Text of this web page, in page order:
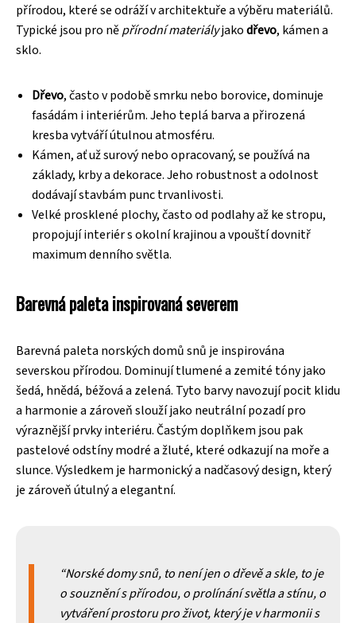
přírodou, které se odráží v architektuře a výběru materiálů.
Typické jsou pro něpřírodní materiályjakodřevo, kámen a
sklo.
Dřevo, často v podobě smrku nebo borovice, dominuje
fasádám i interiérům. Jeho teplá barva a přirozená
kresba vytváří útulnou atmosféru.
Kámen, ať už surový nebo opracovaný, se používá na
základy, krby a dekorace. Jeho robustnost a odolnost
dodávají stavbám punc trvanlivosti.
Velké prosklené plochy, často od podlahy až ke stropu,
propojují interiér s okolní krajinou a vpouští dovnitř
maximum denního světla.
Barevná paleta inspirovaná severem
Barevná paleta norských domů snů je inspirována
severskou přírodou. Dominují tlumené a zemité tóny jako
šedá, hnědá, béžová a zelená. Tyto barvy navozují pocit klidu
a harmonie a zároveň slouží jako neutrální pozadí pro
výraznější prvky interiéru. Častým doplňkem jsou pak
pastelové odstíny modré a žluté, které odkazují na moře a
slunce. Výsledkem je harmonický a nadčasový design, který
je zároveň útulný a elegantní.
Norské domy snů, to není jen o dřevě a skle, to je
o souznění s přírodou, o prolínání světla a stínu, o
vytváření prostoru pro život, který je v harmonii s